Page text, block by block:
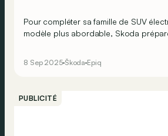
Pour compléter sa famille de SUV
modèle plus abordable, Skoda
Epiq, un crossover électrique attendu
2026.
8 Sep 2025 Škoda Epiq
PUBLICITÉ